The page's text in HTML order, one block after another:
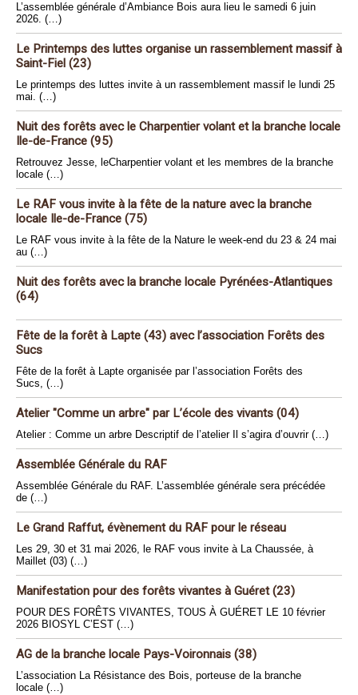
L’assemblée générale d’Ambiance Bois aura lieu le samedi 6 juin
2026. (…)
Le Printemps des luttes organise un rassemblement massif à
Saint-Fiel (23)
Le printemps des luttes invite à un rassemblement massif le lundi 25
mai. (…)
Nuit des forêts avec le Charpentier volant et la branche locale
Ile-de-France (95)
Retrouvez Jesse, leCharpentier volant et les membres de la branche
locale (…)
Le RAF vous invite à la fête de la nature avec la branche
locale Ile-de-France (75)
Le RAF vous invite à la fête de la Nature le week-end du 23 & 24 mai
au (…)
Nuit des forêts avec la branche locale Pyrénées-Atlantiques
(64)
Fête de la forêt à Lapte (43) avec l’association Forêts des
Sucs
Fête de la forêt à Lapte organisée par l’association Forêts des
Sucs, (…)
Atelier "Comme un arbre" par L’école des vivants (04)
Atelier : Comme un arbre Descriptif de l’atelier Il s’agira d’ouvrir (…)
Assemblée Générale du RAF
Assemblée Générale du RAF. L’assemblée générale sera précédée
de (…)
Le Grand Raffut, évènement du RAF pour le réseau
Les 29, 30 et 31 mai 2026, le RAF vous invite à La Chaussée, à
Maillet (03) (…)
Manifestation pour des forêts vivantes à Guéret (23)
POUR DES FORÊTS VIVANTES, TOUS À GUÉRET LE 10 février
2026 BIOSYL C’EST (…)
AG de la branche locale Pays-Voironnais (38)
L’association La Résistance des Bois, porteuse de la branche
locale (…)